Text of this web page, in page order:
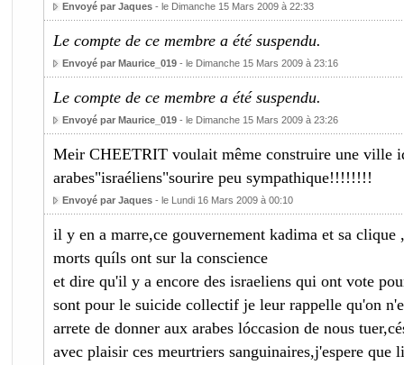
Envoyé par Jaques- le Dimanche 15 Mars 2009 à 22:33
Le compte de ce membre a été suspendu.
Envoyé par Maurice_019- le Dimanche 15 Mars 2009 à 23:16
Le compte de ce membre a été suspendu.
Envoyé par Maurice_019- le Dimanche 15 Mars 2009 à 23:26
Meir CHEETRIT voulait même construire une ville
arabes"israéliens"sourire peu sympathique!!!!!!!!
Envoyé par Jaques- le Lundi 16 Mars 2009 à 00:10
il y en a marre,ce gouvernement kadima et sa clique
morts quíls ont sur la conscience
et dire qu'il y a encore des israeliens qui ont vote
sont pour le suicide collectif je leur rappelle qu'on
arrete de donner aux arabes lóccasion de nous
avec plaisir ces meurtriers sanguinaires,j'espere que